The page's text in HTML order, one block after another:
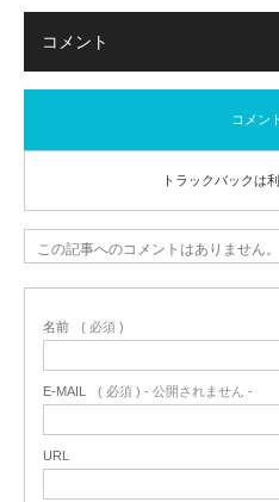
コメント
コメン
トラックバックは
この記事へのコメントはありません。
名前 ( 必須 )
E-MAIL ( 必須 ) - 公開されません -
URL